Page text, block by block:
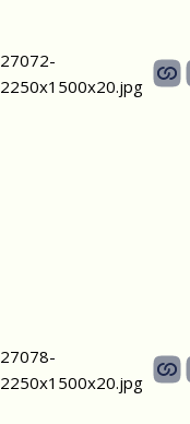
27072-
2250х1500х20.jpg
27078-
2250х1500х20.jpg